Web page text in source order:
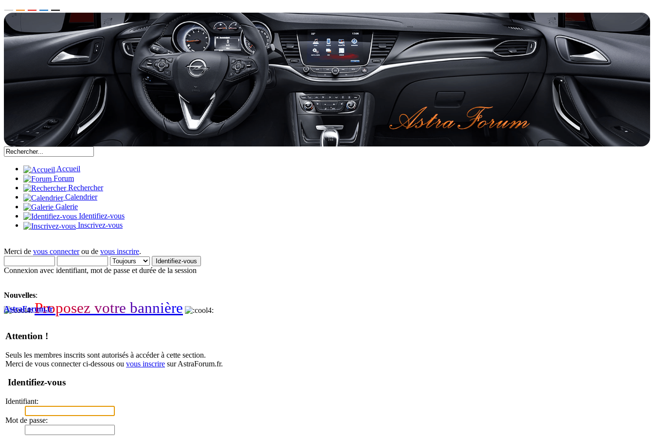
Accueil
Forum
Rechercher
Calendrier
Galerie
Identifiez-vous
Inscrivez-vous
Merci de vous connecterou de vous inscrire.
Connexion avec identifiant, mot de passe et durée de la session
Nouvelles:
Proposez votre bannière
AstraForum.fr
Attention !
Seuls les membres inscrits sont autorisés à accéder à cette section.
Merci de vous connecter ci-dessous ou vous inscrire sur AstraForum.fr.
Identifiez-vous
Identifiant:
Mot de passe: